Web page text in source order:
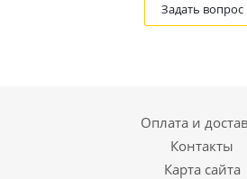
Задать вопрос
Оплата и
Контакты
Карта сайта